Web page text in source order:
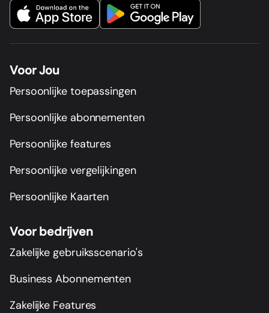
Voor Jou
Persoonlijke toepassingen
Persoonlijke abonnementen
Persoonlijke features
Persoonlijke vergelijkingen
Persoonlijke Kaarten
Voor bedrijven
Zakelijke gebruiksscenario's
Business Abonnementen
Zakelijke Features